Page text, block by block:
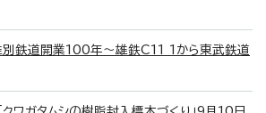
雄別鉄道開業100年〜雄鉄C11 1から東武鉄道